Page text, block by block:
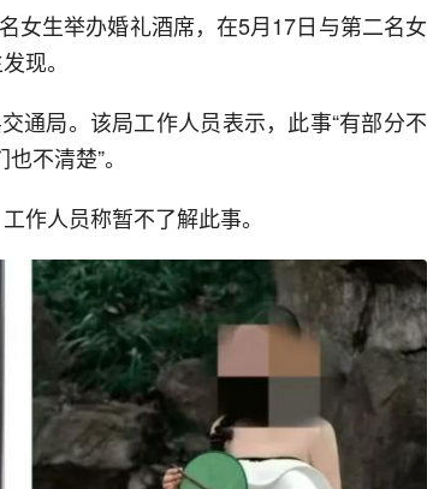
女生举办婚礼酒席，在5月17日与第二名女
现。
通局。该局工作人员表示，此事“有部分不
不清楚”。
作人员称暂不了解此事。